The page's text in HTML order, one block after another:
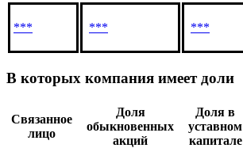
*** *** ***
В которых компания имеет доли
Связанное
лицо
Доля
обыкновенных
акций
Доля в
уставном
капитале